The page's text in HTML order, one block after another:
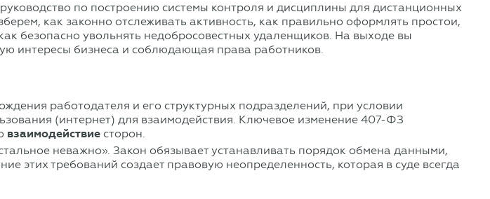
по построению системы контроля и дисциплины для дистанционных
как законно отслеживать активность, как правильно оформлять простои,
безопасно увольнять недобросовестных удаленщиков. На выходе вы
интересы бизнеса и соблюдающая права работников.
работодателя и его структурных подразделений, при условии
(интернет) для взаимодействия. Ключевое изменение 407-ФЗ
взаимодействие сторон.
неважно». Закон обязывает устанавливать порядок обмена данными,
этих требований создает правовую неопределенность, которая в суде всегда